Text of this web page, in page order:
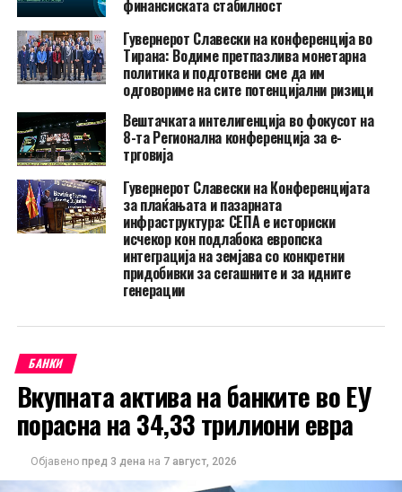
финансиската стабилност
Гувернерот Славески на конференција во
Тирана: Водиме претпазлива монетарна
политика и подготвени сме да им
одговориме на сите потенцијални ризици
Вештачката интелигенција во фокусот на
8-та Регионална конференција за е-
трговија
Гувернерот Славески на Конференцијата
за плаќањата и пазарната
инфраструктура: СЕПА е историски
исчекор кон подлабока европска
интеграција на земјава со конкретни
придобивки за сегашните и за идните
генерации
БАНКИ
Вкупната актива на банките во ЕУ
порасна на 34,33 трилиони евра
Објавено пред 3 дена на 7 август, 2026